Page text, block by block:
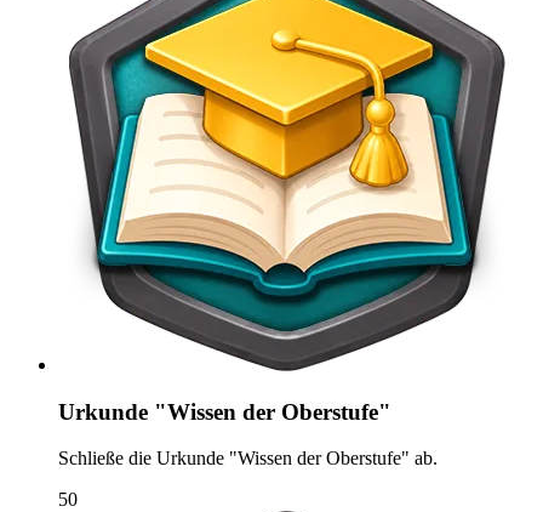
Urkunde "Wissen der Oberstufe"
Schließe die Urkunde "Wissen der Oberstufe" ab.
50